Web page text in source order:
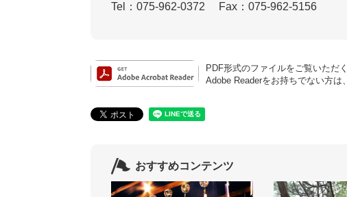
Tel：075-962-0372
Fax：075-962-5156
PDF形式のファイルをご覧いただ
Adobe Readerをお持ちでない方は
おすすめコンテンツ